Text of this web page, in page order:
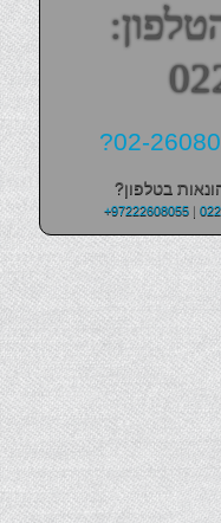
בטלפון?
+97222608055|